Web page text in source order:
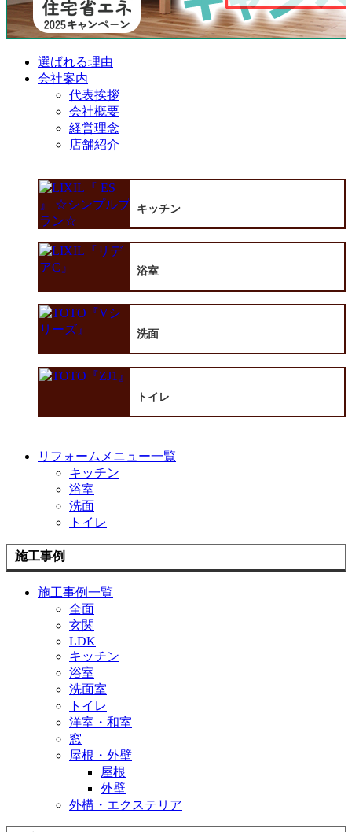
選ばれる理由
会社案内
代表挨拶
会社概要
経営理念
店舗紹介
キッチン
浴室
洗面
トイレ
リフォームメニュー一覧
キッチン
浴室
洗面
トイレ
施工事例
施工事例一覧
全面
玄関
LDK
キッチン
浴室
洗面室
トイレ
洋室・和室
窓
屋根・外壁
屋根
外壁
外構・エクステリア